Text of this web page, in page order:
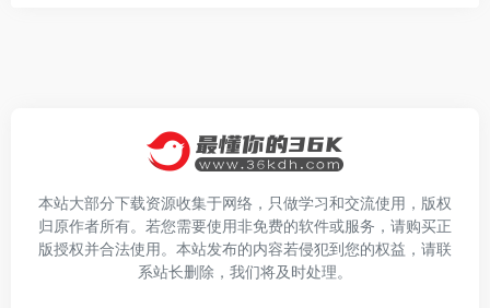
本站大部分下载资源收集于网络，只做学习和交流使用，版权
归原作者所有。若您需要使用非免费的软件或服务，请购买正
版授权并合法使用。本站发布的内容若侵犯到您的权益，请联
系站长删除，我们将及时处理。